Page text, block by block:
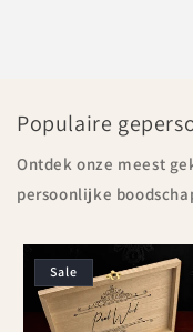
Populaire
Ontdek onze meest
persoonlijke
Sale